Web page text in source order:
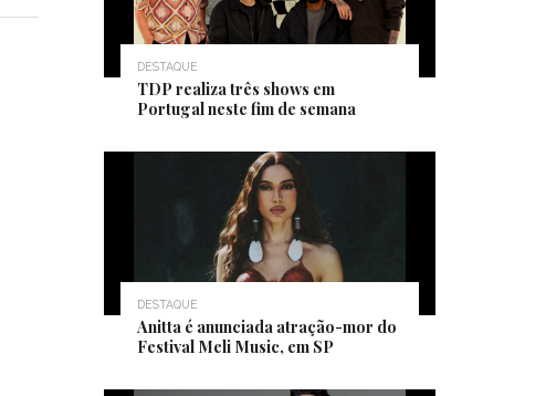
DESTAQUE
TDP realiza três shows em
Portugal neste fim de semana
DESTAQUE
Anitta é anunciada atração-mor do
Festival Meli Music, em SP